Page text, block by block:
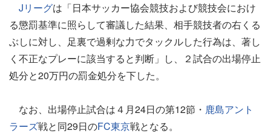
Jリーグは「日本サッカー協会競技および競技会におけ
る懲罰基準に照らして審議した結果、相手競技者の右くる
ぶしに対し、足裏で過剰な力でタックルした行為は、著し
く不正なプレーに該当すると判断」し、２試合の出場停止
処分と20万円の罰金処分を下した。
なお、出場停止試合は４月24日の第12節・ 鹿島アント
ラーズ戦と同29日のFC東京戦となる。